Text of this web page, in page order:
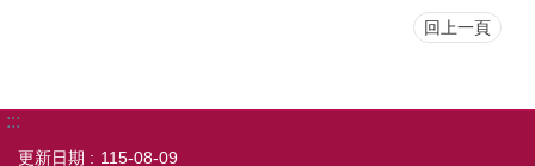
回上一頁
:::
更新日期
115-08-09